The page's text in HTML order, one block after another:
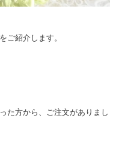
ご紹介します。
た方から、ご注文がありまし